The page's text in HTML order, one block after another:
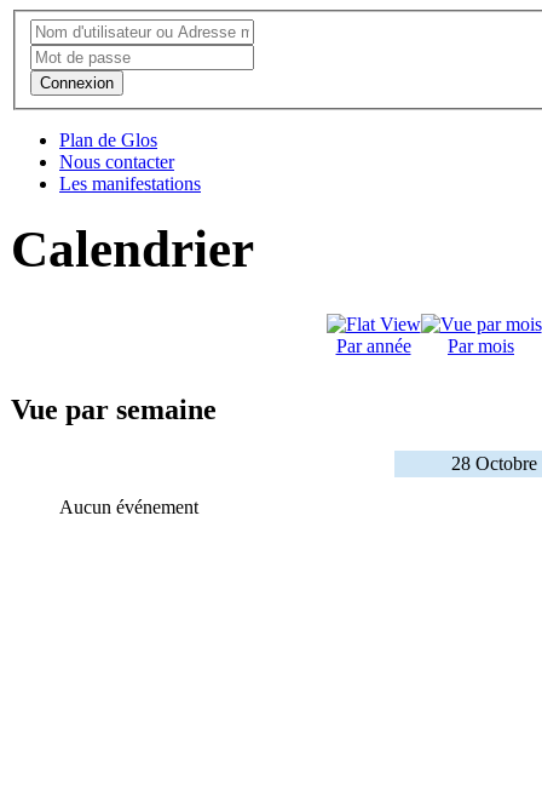
Connexion
Plan de Glos
Nous contacter
Les manifestations
Calendrier
Par année Par mois
Vue par semaine
28
Aucun événement